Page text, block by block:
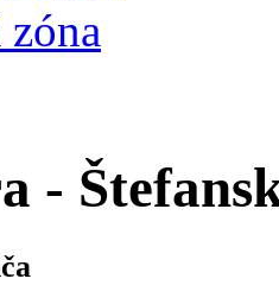
zóna
-